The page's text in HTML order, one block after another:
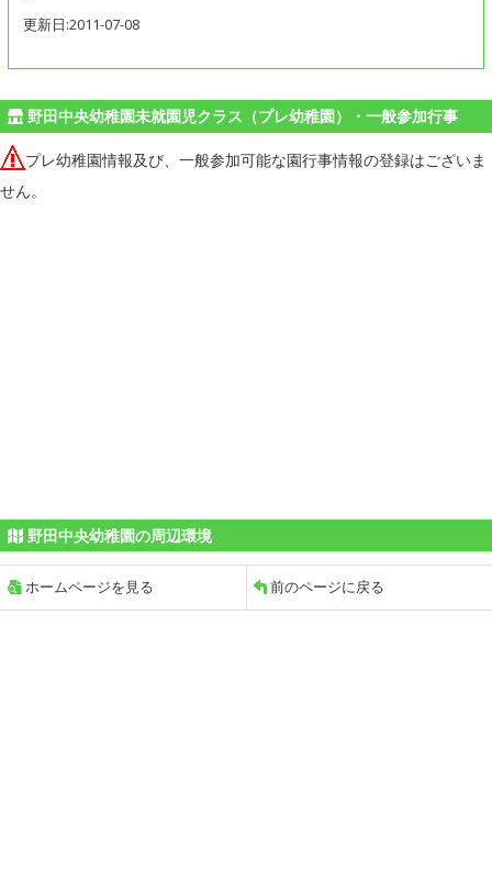
更新日:2011-07-08
野田中央幼稚園未就園児クラス（プレ幼稚園）・一般参加行事
プレ幼稚園情報及び、一般参加可能な園行事情報の登録はございま
せん。
野田中央幼稚園の周辺環境
ホームページを見る 前のページに戻る